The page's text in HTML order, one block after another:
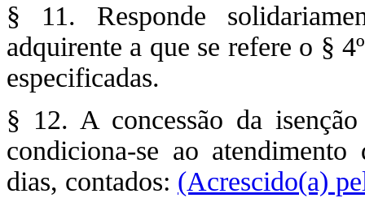
§ 11. Responde
adquirente a que se refere o §
especificadas.
§ 12. A concessão da
condiciona-se ao
dias, contados: (Acrescido(a)